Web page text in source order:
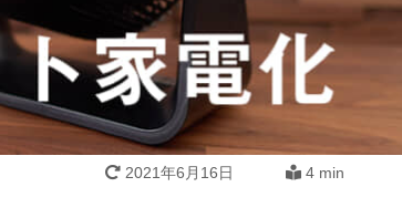
2021年6月16日 4 min